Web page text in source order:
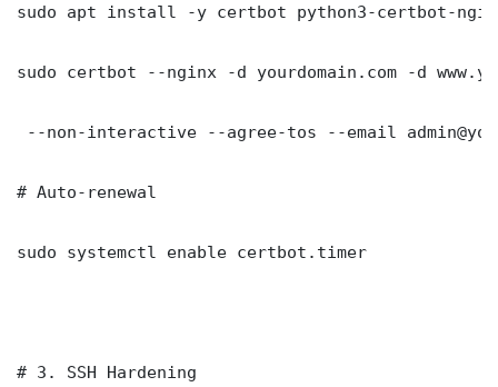
sudo apt install -y certbot python3-certbot-
sudo certbot --nginx -d yourdomain.com -d
--non-interactive --agree-tos --email
# Auto-renewal
sudo systemctl enable certbot.timer
# 3. SSH Hardening